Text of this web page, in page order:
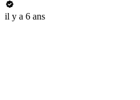
il y a 6 ans